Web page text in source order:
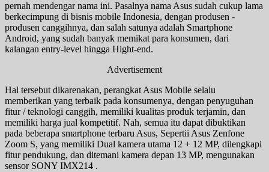
pernah mendengar nama ini. Pasalnya nama Asus sudah cukup lama
berkecimpung di bisnis mobile Indonesia, dengan produsen -
produsen canggihnya, dan salah satunya adalah Smartphone
Android, yang sudah banyak memikat para konsumen, dari
kalangan entry-level hingga Hight-end.
Advertisement
Hal tersebut dikarenakan, perangkat Asus Mobile selalu
memberikan yang terbaik pada konsumenya, dengan penyuguhan
fitur / teknologi canggih, memiliki kualitas produk terjamin, dan
memiliki harga jual kompetitif. Nah, semua itu dapat dibuktikan
pada beberapa smartphone terbaru Asus, Sepertii Asus Zenfone
Zoom S, yang memiliki Dual kamera utama 12 + 12 MP, dilengkapi
fitur pendukung, dan ditemani kamera depan 13 MP, mengunakan
sensor SONY IMX214 .